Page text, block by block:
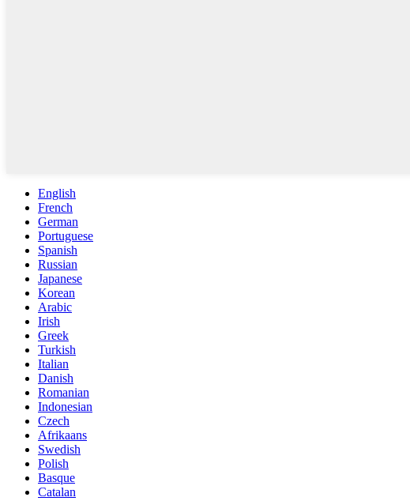
English
French
German
Portuguese
Spanish
Russian
Japanese
Korean
Arabic
Irish
Greek
Turkish
Italian
Danish
Romanian
Indonesian
Czech
Afrikaans
Swedish
Polish
Basque
Catalan